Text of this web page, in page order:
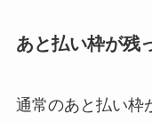
あと払い枠が残
通常のあと払い枠